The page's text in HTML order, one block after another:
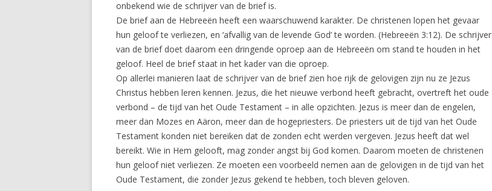
onbekend wie de schrijver van de brief is.
De brief aan de Hebreeën heeft een waarschuwend karakter. De christenen lopen het gevaar
hun geloof te verliezen, en ‘afvallig van de levende God’ te worden. (Hebreeën 3:12). De schrijver
van de brief doet daarom een dringende oproep aan de Hebreeën om stand te houden in het
geloof. Heel de brief staat in het kader van die oproep.
Op allerlei manieren laat de schrijver van de brief zien hoe rijk de gelovigen zijn nu ze Jezus
Christus hebben leren kennen. Jezus, die het nieuwe verbond heeft gebracht, overtreft het oude
verbond – de tijd van het Oude Testament – in alle opzichten. Jezus is meer dan de engelen,
meer dan Mozes en Aäron, meer dan de hogepriesters. De priesters uit de tijd van het Oude
Testament konden niet bereiken dat de zonden echt werden vergeven. Jezus heeft dat wel
bereikt. Wie in Hem gelooft, mag zonder angst bij God komen. Daarom moeten de christenen
hun geloof niet verliezen. Ze moeten een voorbeeld nemen aan de gelovigen in de tijd van het
Oude Testament, die zonder Jezus gekend te hebben, toch bleven geloven.